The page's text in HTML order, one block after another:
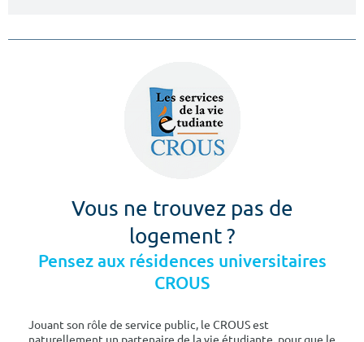
Vous ne trouvez pas de
logement ?
Pensez aux résidences universitaires
CROUS
Jouant son rôle de service public, le CROUS est
naturellement un partenaire de la vie étudiante, pour que le